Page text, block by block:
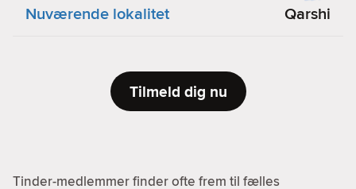
Nuværende lokalitet Qarshi
Tilmeld dig nu
Tinder-medlemmer finder ofte frem til fælles